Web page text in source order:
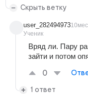
Скрыть ветку
user_282494973
Ученик
10мес
Вряд ли. Пару
зайти и потом
0
1 ответ